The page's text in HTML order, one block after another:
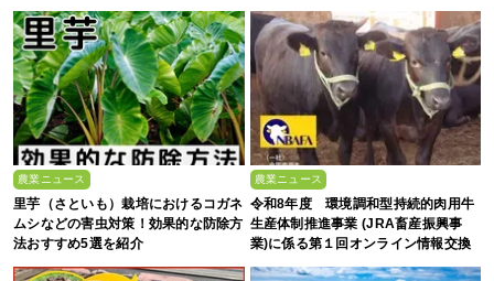
農業ニュース
里芋（さといも）栽培におけるコガネ
ムシなどの害虫対策！効果的な防除方
法おすすめ5選を紹介
農業ニュース
令和8年度 環境調和型持続的肉用牛
生産体制推進事業 (JRA畜産振興事
業)に係る第１回オンライン情報交換
会